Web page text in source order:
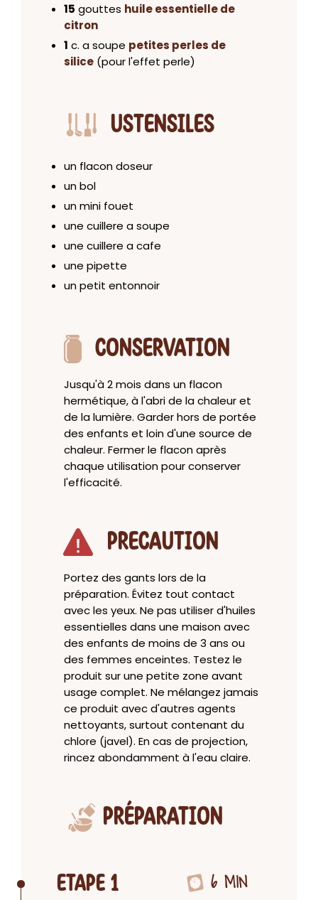
15 gouttes huile essentielle de
citron
1 c. a soupe petites perles de
silice (pour l'effet perle)
USTENSILES
un flacon doseur
un bol
un mini fouet
une cuillere a soupe
une cuillere a cafe
une pipette
un petit entonnoir
CONSERVATION
Jusqu'à 2 mois dans un flacon
hermétique, à l'abri de la chaleur et
de la lumière. Garder hors de portée
des enfants et loin d'une source de
chaleur. Fermer le flacon après
chaque utilisation pour conserver
l'efficacité.
PRECAUTION
Portez des gants lors de la
préparation. Évitez tout contact
avec les yeux. Ne pas utiliser d'huiles
essentielles dans une maison avec
des enfants de moins de 3 ans ou
des femmes enceintes. Testez le
produit sur une petite zone avant
usage complet. Ne mélangez jamais
ce produit avec d'autres agents
nettoyants, surtout contenant du
chlore (javel). En cas de projection,
rincez abondamment à l'eau claire.
PRÉPARATION
ETAPE 1 6 MIN